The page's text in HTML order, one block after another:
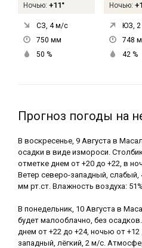
Ночью: +11°
СЗ, 4м/с
750 мм
50 %
Ночью:
ЮЗ, 2
748
42 %
Прогноз погоды на
В воскресенье, 9 Августа в
осадки в виде измороси.
отметке днем от +20 до +22, в
Ветер северо-западный,
мм рт.ст. Влажность воздуха:
В понедельник, 10 Августа в
будет малооблачно, без
днем от +22 до +24, ночью от
западный, лёгкий, 2 м/с.